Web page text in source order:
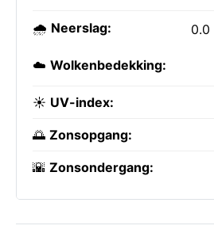
🌧️ Neerslag: 0.0
☁️ Wolkenbedekking:
☀️ UV-index:
🌅 Zonsopgang:
🌇 Zonsondergang: